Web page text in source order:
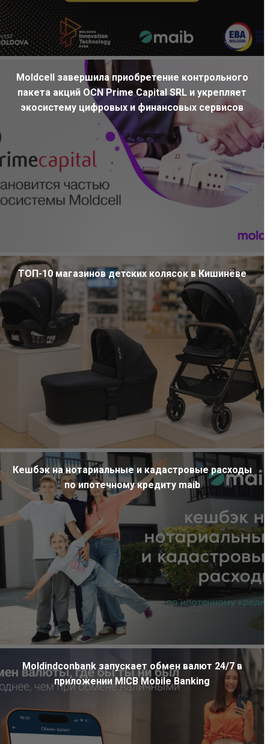
Moldcell завершила приобретение контрольного
пакета акций OCN Prime Capital SRL и укрепляет
экосистему цифровых и финансовых сервисов
ТОП-10 магазинов детских колясок в Кишинёве
Кешбэк на нотариальные и кадастровые расходы
по ипотечному кредиту maib
Moldindconbank запускает обмен валют 24/7 в
приложении MICB Mobile Banking